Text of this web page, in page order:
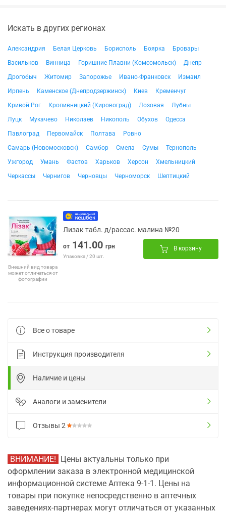
Искать в других регионах
Александрия Белая Церковь Борисполь Боярка
Бровары
Васильков
Винница Горишние Плавни (Комсомольск)
Днепр
Дрогобыч
Житомир Запорожье Ивано-Франковск
Измаил
Ирпень
Каменское (Днепродзержинск) Киев
Кременчуг
Кривой Рог
Кропивницкий (Кировоград) Лозовая
Лубны
Луцк
Мукачево Николаев Никополь Обухов
Одесса
Павлоград
Первомайск Полтава
Ровно
Самарь (Новомосковск)
Самбор Смела Сумы
Тернополь
Ужгород
Умань Фастов Харьков Херсон
Хмельницкий
Черкассы
Чернигов Черновцы Черноморск Шептицкий
Внешний вид товара
может отличаться от
фотографии
Лизак табл. д/рассас. малина №20
от 141.00 грн
Упаковка / 20 шт.
В корзину
Все о товаре
Инструкция производителя
Наличие и цены
Аналоги и заменители
Отзывы 2
ВНИМАНИЕ! Цены актуальны только при
оформлении заказа в электронной медицинской
информационной системе Аптека 9-1-1. Цены на
товары при покупке непосредственно в аптечных
заведениях-партнерах могут отличаться от указанных